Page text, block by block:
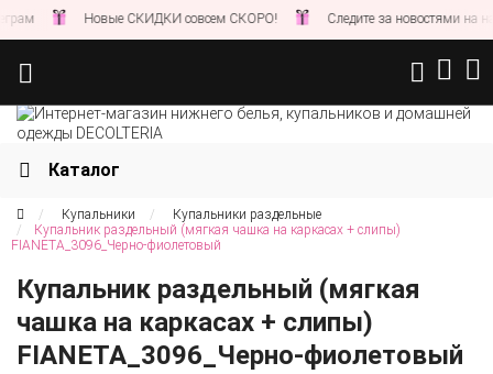
Новые СКИДКИ совсем СКОРО! Следите за новостями на нашем
Каталог
Купальники
Купальники раздельные
Купальник раздельный (мягкая чашка на каркасах + слипы)
FIANETA_3096_Черно-фиолетовый
Купальник раздельный (мягкая
чашка на каркасах + слипы)
FIANETA_3096_Черно-фиолетовый